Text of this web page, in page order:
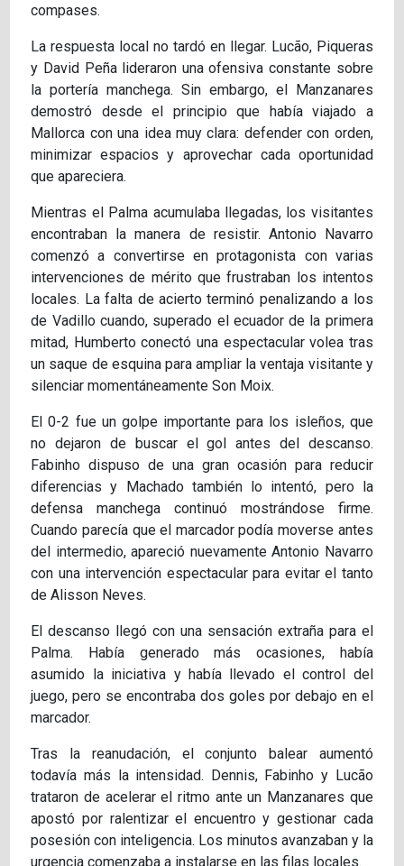
compases.
La respuesta local no tardó en llegar. Lucão, Piqueras
y David Peña lideraron una ofensiva constante sobre
la portería manchega. Sin embargo, el Manzanares
demostró desde el principio que había viajado a
Mallorca con una idea muy clara: defender con orden,
minimizar espacios y aprovechar cada oportunidad
que apareciera.
Mientras el Palma acumulaba llegadas, los visitantes
encontraban la manera de resistir. Antonio Navarro
comenzó a convertirse en protagonista con varias
intervenciones de mérito que frustraban los intentos
locales. La falta de acierto terminó penalizando a los
de Vadillo cuando, superado el ecuador de la primera
mitad, Humberto conectó una espectacular volea tras
un saque de esquina para ampliar la ventaja visitante y
silenciar momentáneamente Son Moix.
El 0-2 fue un golpe importante para los isleños, que
no dejaron de buscar el gol antes del descanso.
Fabinho dispuso de una gran ocasión para reducir
diferencias y Machado también lo intentó, pero la
defensa manchega continuó mostrándose firme.
Cuando parecía que el marcador podía moverse antes
del intermedio, apareció nuevamente Antonio Navarro
con una intervención espectacular para evitar el tanto
de Alisson Neves.
El descanso llegó con una sensación extraña para el
Palma. Había generado más ocasiones, había
asumido la iniciativa y había llevado el control del
juego, pero se encontraba dos goles por debajo en el
marcador.
Tras la reanudación, el conjunto balear aumentó
todavía más la intensidad. Dennis, Fabinho y Lucão
trataron de acelerar el ritmo ante un Manzanares que
apostó por ralentizar el encuentro y gestionar cada
posesión con inteligencia. Los minutos avanzaban y la
urgencia comenzaba a instalarse en las filas locales.